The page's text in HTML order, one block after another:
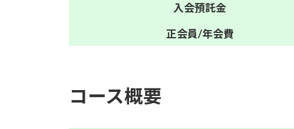
入会預託金
正会員/年会費
コース概要